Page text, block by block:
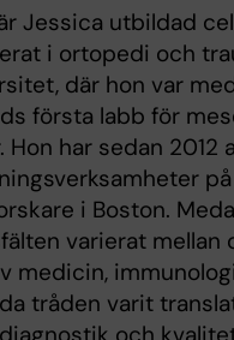
Jessica utbildad
i ortopedi och
där hon var
första labb för
Hon har sedan 2012
på
i Boston.
varierat mellan
medicin,
tråden varit